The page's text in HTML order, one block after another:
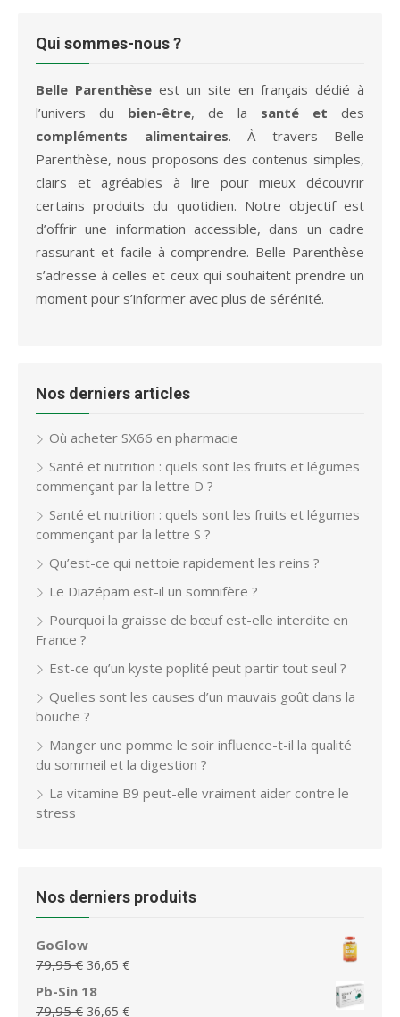
Qui sommes-nous ?
Belle Parenthèse est un site en français dédié à
l’univers du bien-être, de la santé et des
compléments alimentaires. À travers Belle
Parenthèse, nous proposons des contenus simples,
clairs et agréables à lire pour mieux découvrir
certains produits du quotidien. Notre objectif est
d’offrir une information accessible, dans un cadre
rassurant et facile à comprendre. Belle Parenthèse
s’adresse à celles et ceux qui souhaitent prendre un
moment pour s’informer avec plus de sérénité.
Nos derniers articles
Où acheter SX66 en pharmacie
Santé et nutrition : quels sont les fruits et légumes
commençant par la lettre D ?
Santé et nutrition : quels sont les fruits et légumes
commençant par la lettre S ?
Qu’est-ce qui nettoie rapidement les reins ?
Le Diazépam est-il un somnifère ?
Pourquoi la graisse de bœuf est-elle interdite en
France ?
Est-ce qu’un kyste poplité peut partir tout seul ?
Quelles sont les causes d’un mauvais goût dans la
bouche ?
Manger une pomme le soir influence-t-il la qualité
du sommeil et la digestion ?
La vitamine B9 peut-elle vraiment aider contre le
stress
Nos derniers produits
GoGlow
79,95€ Le
initial
36,65 €Le
Pb-Sin 18
79,95€ Le
36,65 €Le